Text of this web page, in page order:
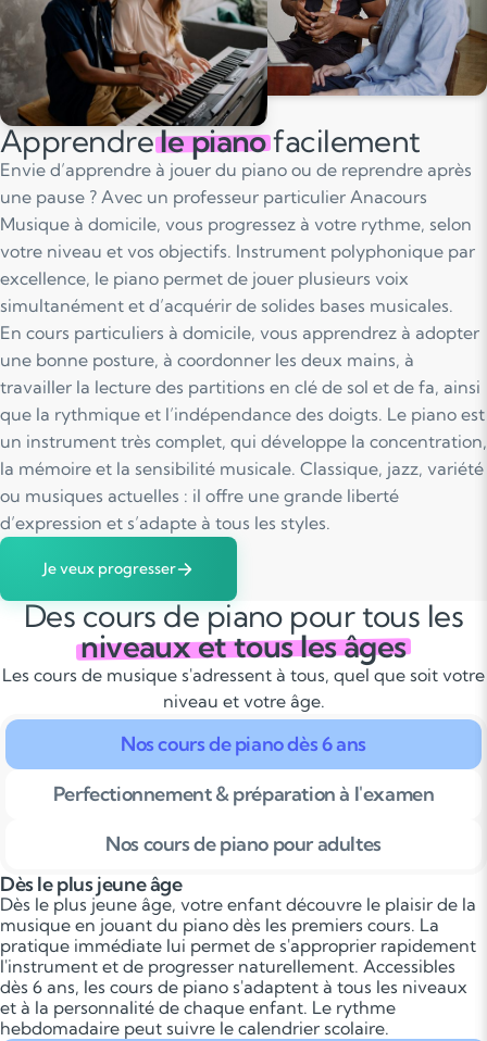
Apprendrele pianofacilement
Envie d’apprendre à jouer du piano ou de reprendre après
une pause ? Avec un professeur particulier Anacours
Musique à domicile, vous progressez à votre rythme, selon
votre niveau et vos objectifs. Instrument polyphonique par
excellence, le piano permet de jouer plusieurs voix
simultanément et d’acquérir de solides bases musicales.
En cours particuliers à domicile, vous apprendrez à adopter
une bonne posture, à coordonner les deux mains, à
travailler la lecture des partitions en clé de sol et de fa, ainsi
que la rythmique et l’indépendance des doigts. Le piano est
un instrument très complet, qui développe la concentration,
la mémoire et la sensibilité musicale. Classique, jazz, variété
ou musiques actuelles : il offre une grande liberté
d’expression et s’adapte à tous les styles.
Je veux progresser
Des cours de piano pour tous les
niveaux et tous les âges
Les cours de musique s'adressent à tous, quel que soit votre
niveau et votre âge.
Nos cours de piano dès 6 ans
Perfectionnement & préparation à l'examen
Nos cours de piano pour adultes
Dès le plus jeune âge
Dès le plus jeune âge, votre enfant découvre le plaisir de la
musique en jouant du piano dès les premiers cours. La
pratique immédiate lui permet de s'approprier rapidement
l'instrument et de progresser naturellement. Accessibles
dès 6 ans, les cours de piano s'adaptent à tous les niveaux
et à la personnalité de chaque enfant. Le rythme
hebdomadaire peut suivre le calendrier scolaire.